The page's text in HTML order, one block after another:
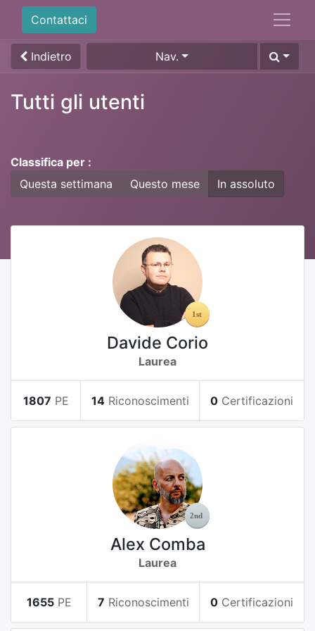
Contattaci
Indietro Nav.
Tutti gli utenti
Classifica per :
Questa settimana
Questo mese In assoluto
Davide Corio
Laurea
1807 PE 14 Riconoscimenti 0 Certificazioni
Alex Comba
Laurea
1655 PE 7 Riconoscimenti 0 Certificazioni